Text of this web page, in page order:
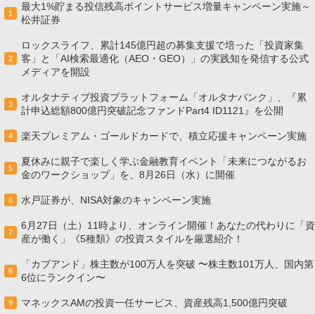
1
最大1%貯まる投信残高ポイントサービス増量キャンペーン実施～
松井証券
2
ロックスライフ、累計145億円超の募集支援で培った「投資家集
客」と「AI検索最適化（AEO・GEO）」の実践知を発信する公式
メディアを開設
3
オルタナティブ投資プラットフォーム「オルタナバンク」、『累
計申込総額800億円突破記念ファンドPart4 ID1121』を公開
4 楽天プレミアム・ゴールドカードで、積立応援キャンペーン実施
5
夏休みに親子で楽しく学ぶ金融教育イベント「未来につながるお
金のワークショップ」を、8月26日（水）に開催
6 水戸証券が、NISA対象のキャンペーン実施
7
6月27日（土）11時より、オンライン開催！あなたの代わりに「資
産が働く」《5種類》の投資スタイルを厳選紹介！
8
「カブアンド」株主数が100万人を突破 〜株主数101万人、国内第
6位にランクイン〜
9 マネックスAMの投資一任サービス、資産残高1,500億円突破